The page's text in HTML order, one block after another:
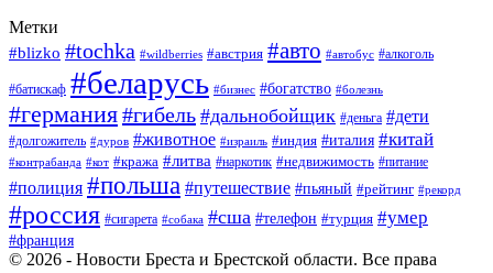
Метки
#blizko #tochka #wildberries #австрия #авто #автобус #алкоголь
#батискаф #беларусь #бизнес #богатство #болезнь
#германия#гибель #дальнобойщик #деньга #дети
#долгожитель #дуров #животное #израиль #индия #италия #китай
#контрабанда #кот #кража #литва #наркотик #недвижимость #питание
#полиция #польша #путешествие #пьяный #рейтинг #рекорд
#россия #сигарета #собака #сша #телефон #турция #умер
#франция
© 2026 - Новости Бреста и Брестской области. Все права